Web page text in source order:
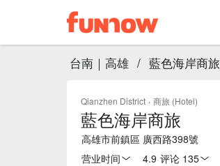
台南｜高雄 / 藍色海岸商旅
Qianzhen District · 商旅 (Hotel)
藍色海岸商旅
高雄市前鎮區 廣西路398號
营业时间
4.9 评论 135